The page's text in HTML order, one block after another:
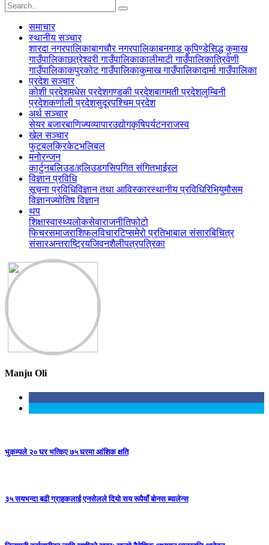
समाचार
स्थानीय सञ्‍चार
शारदा नगरपालिकाबागचौर नगरपालिकाबनगाड कुपिण्डेसिद्ध कुमाख
गाउँपालिकाछत्रेश्वरी गाउँपालिकाकालीमाटी गाउँपालिकात्रिवेणी
गाउँपालिकाकपुरकोट गाउँपालिकाकुमाख गाउँपालिकादार्मा गाउँपालिका
प्रदेश सञ्‍चार
कोशी प्रदेशमधेस प्रदेशगण्डकी प्रदेशबागमती प्रदेशलुम्बिनी
प्रदेशकर्णाली प्रदेशसुदूरपश्चिम प्रदेश
अर्थ सञ्‍चार
सेयर बजारबाणिज्यव्यापारउद्योगकृषिपर्यटनराजस्व
खेल सञ्‍चार
फुटबलक्रिकेटभलिबल
मनोरन्जन
कार्टुनबलिउड/हलिउडगसिपगित संगितभाईरल
विज्ञान प्रविधि
सूचना प्रविधिविज्ञान तथा आविस्कारस्थानीय प्रविधिरिभियुमौसम
विज्ञानज्योतिष विज्ञान
थप
शिक्षास्वास्थ्यलोकसेवाराजनीतिफोटो
फिचरसमाजराशिफलविचारटिप्समेरो प्रतिभाबाल संसारबिचित्र
संसारअन्तराष्ट्रियजिवनशैलीपत्रपत्रिका
Manju Oli
भुकम्पले २० घर भत्किए ७५ घरमा आंशिक क्षति
३५ सयभन्दा बढी ग्राहकलाई एनसेलले दियो सय रूपैयाँ बोनस ब्यालेन्स